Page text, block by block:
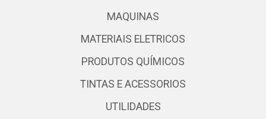
MAQUINAS
MATERIAIS ELETRICOS
PRODUTOS QUÍMICOS
TINTAS E ACESSORIOS
UTILIDADES